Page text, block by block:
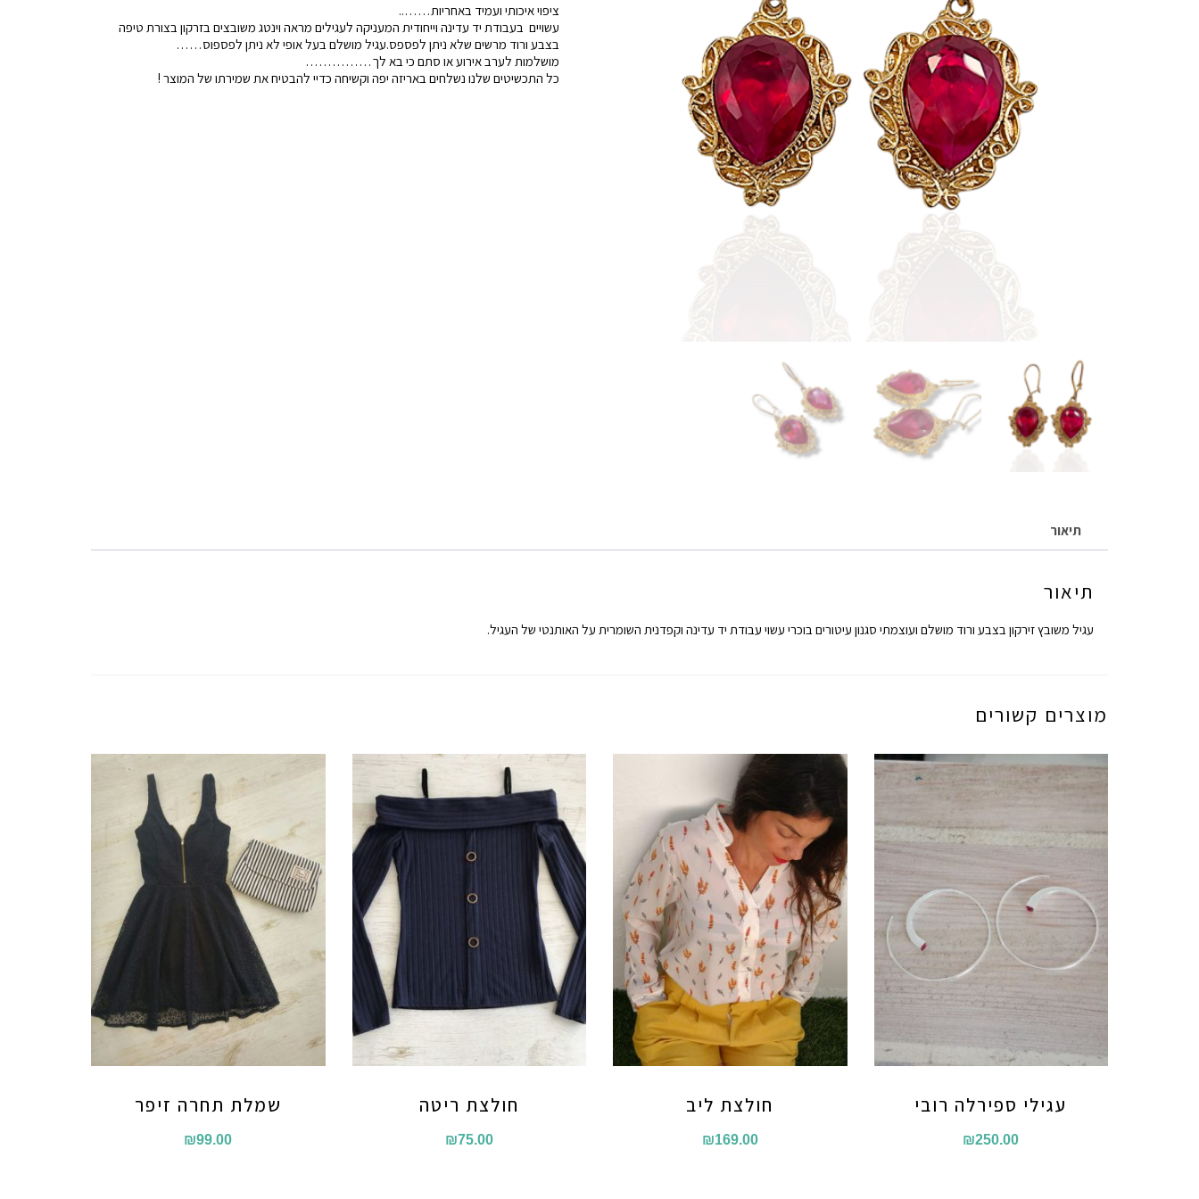
בוכרי
ציפוי איכותי ועמיד באחריות……..
עשויים בעבודת יד עדינה וייחודית המעניקה לעגילים מראה וינטג משובצים בזרקון בצורת טיפה
בצבע ורוד מרשים שלא ניתן לפספס.עגיל מושלם בעל אופי לא ניתן לפספוס……
מושלמות לערב אירוע או סתם כי בא לך……………
כל התכשיטים שלנו נשלחים באריזה יפה וקשיחה כדיי להבטיח את שמירתו של המוצר !
תיאור
תיאור
עגיל משובץ זירקון בצבע ורוד מושלם ועוצמתי סגנון עיטורים בוכרי עשוי עבודת יד עדינה וקפדנית השומרית על האותנטי של העגיל.
מוצרים קשורים
שמלת תחרה זיפר
₪99.00
חולצת ריטה
₪75.00
חולצת ליב
₪169.00
עגילי ספירלה רובי
₪250.00